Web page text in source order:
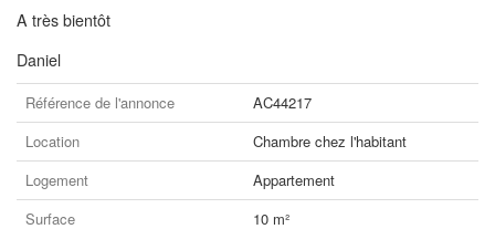
A très bientôt
Daniel
Référence de l'annonce
AC44217
Location
Chambre chez l'habitant
Logement
Appartement
Surface
10 m²